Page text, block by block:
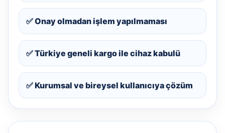
✅ Onay olmadan işlem yapılmaması
✅ Türkiye geneli kargo ile cihaz kabulü
✅ Kurumsal ve bireysel kullanıcıya çözüm